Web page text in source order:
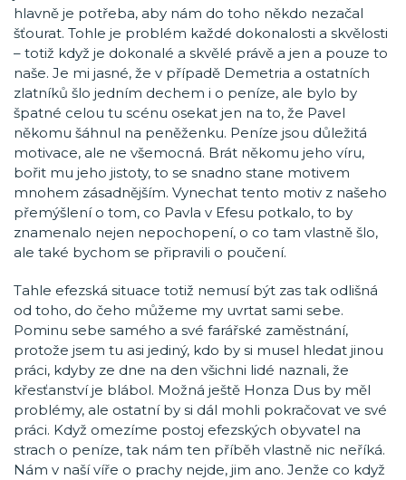
hlavně je potřeba, aby nám do toho někdo nezačal
šťourat. Tohle je problém každé dokonalosti a skvělosti
– totiž když je dokonalé a skvělé právě a jen a pouze to
naše. Je mi jasné, že v případě Demetria a ostatních
zlatníků šlo jedním dechem i o peníze, ale bylo by
špatné celou tu scénu osekat jen na to, že Pavel
někomu šáhnul na peněženku. Peníze jsou důležitá
motivace, ale ne všemocná. Brát někomu jeho víru,
bořit mu jeho jistoty, to se snadno stane motivem
mnohem zásadnějším. Vynechat tento motiv z našeho
přemýšlení o tom, co Pavla v Efesu potkalo, to by
znamenalo nejen nepochopení, o co tam vlastně šlo,
ale také bychom se připravili o poučení.
Tahle efezská situace totiž nemusí být zas tak odlišná
od toho, do čeho můžeme my uvrtat sami sebe.
Pominu sebe samého a své farářské zaměstnání,
protože jsem tu asi jediný, kdo by si musel hledat jinou
práci, kdyby ze dne na den všichni lidé naznali, že
křesťanství je blábol. Možná ještě Honza Dus by měl
problémy, ale ostatní by si dál mohli pokračovat ve své
práci. Když omezíme postoj efezských obyvatel na
strach o peníze, tak nám ten příběh vlastně nic neříká.
Nám v naší víře o prachy nejde, jim ano. Jenže co když